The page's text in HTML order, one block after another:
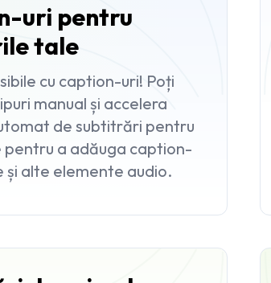
uri pentru
tale
cu caption-uri! Poți
manual și accelera
de subtitrări pentru
a adăuga caption-
și alte elemente audio.